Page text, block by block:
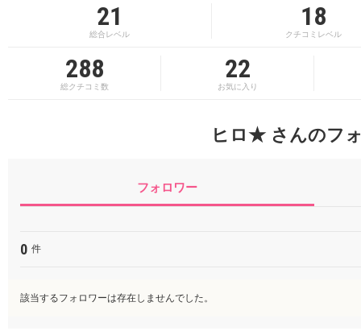
21
総合レベル
18
クチコミレベル
288
総クチコミ数
22
お気に入り
ヒロ★ さんのフ
フォロワー
0 件
該当するフォロワーは存在しませんでした。